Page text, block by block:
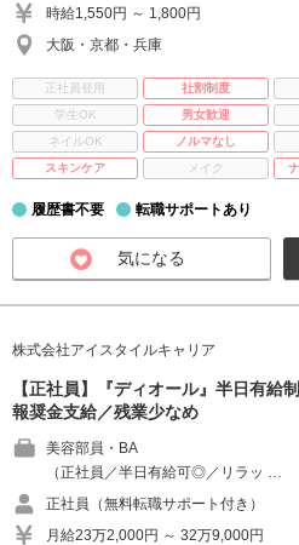
時給1,550円 ～ 1,800円
大阪・京都・兵庫
正社員登用 社割制度
学生OK
男女歓迎
ネイルOK
ノルマなし
スキンケア
メイク
履歴書不要 転職サポートあり
気になる
株式会社アイスタイルキャリア
【正社員】『ディオール』半日有
報奨金支給／残業少なめ
美容部員・BA
（正社員／半日有給可◎／リラッ …
正社員（無料転職サポート付き）
月給23万2,000円 ～ 32万9,000円